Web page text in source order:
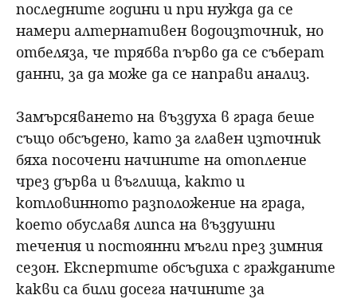
последните години и при нужда да се
намери алтернативен водоизточник, но
отбеляза, че трябва първо да се съберат
данни, за да може да се направи анализ.
Замърсяването на въздуха в града беше
също обсъдено, като за главен източник
бяха посочени начините на отопление
чрез дърва и въглища, както и
котловинното разположение на града,
което обуславя липса на въздушни
течения и постоянни мъгли през зимния
сезон. Експертите обсъдиха с гражданите
какви са били досега начините за